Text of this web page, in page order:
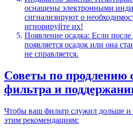
оснащены электронными
сигнализируют о
игнорируйте их!
Появление осадка: Если
появляется осадок или она
не справляется.
Советы по продлению
фильтра и
Чтобы ваш фильтр служил дольше и
этим рекомендациям: